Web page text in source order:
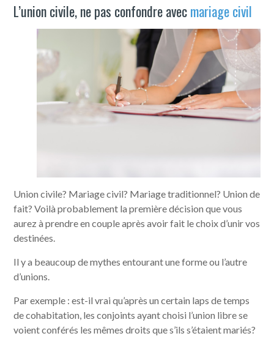
L’union civile, ne pas confondre avecmariage civil
Union civile? Mariage civil? Mariage traditionnel? Union de
fait? Voilà probablement la première décision que vous
aurez à prendre en couple après avoir fait le choix d’unir vos
destinées.
Il y a beaucoup de mythes entourant une forme ou l’autre
d’unions.
Par exemple : est-il vrai qu’après un certain laps de temps
de cohabitation, les conjoints ayant choisi l’union libre se
voient conférés les mêmes droits que s’ils s’étaient mariés?